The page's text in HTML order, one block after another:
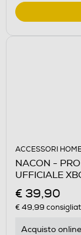
ACCESSORI
NACON -
UFFICIALE
€ 39,90
€ 49,99
Acquisto